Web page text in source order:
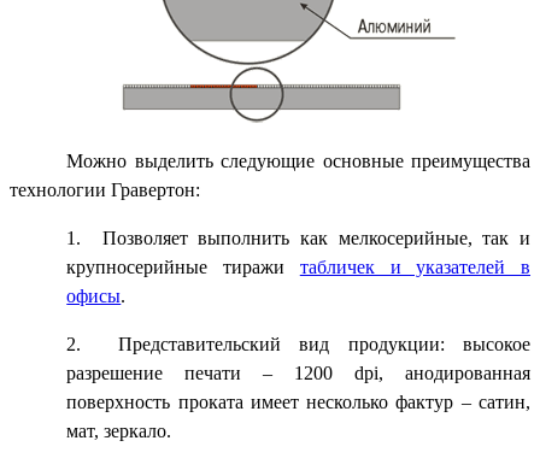
Можно выделить следующие основные преимущества
технологии Гравертон:
1. Позволяет выполнить как мелкосерийные, так и
крупносерийные тиражи табличек и указателей в
офисы.
2. Представительский вид продукции: высокое
разрешение печати – 1200dpi, анодированная
поверхность проката имеет несколько фактур – сатин,
мат, зеркало.